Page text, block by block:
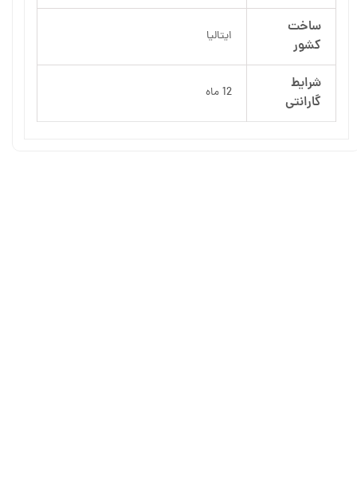
ساخت
کشور
ایتالیا
شرایط
گارانتی
12 ماه